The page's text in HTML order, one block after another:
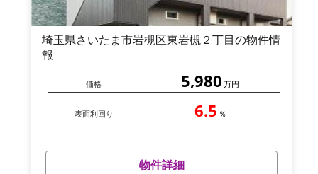
埼玉県さいたま市岩槻区東岩槻２丁目の物件情
報
価格 5,980 万円
表面利回り 6.5 ％
物件詳細